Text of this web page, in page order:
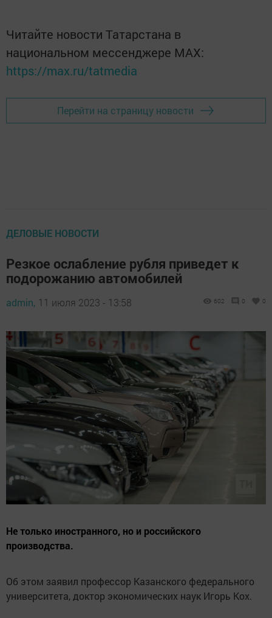
Читайте новости Татарстана в
национальном мессенджере MАХ:
https://max.ru/tatmedia
Перейти на страницу новости
ДЕЛОВЫЕ НОВОСТИ
Резкое ослабление рубля приведет к
подорожанию автомобилей
admin, 11 июля 2023 - 13:58 602 0 0
Не только иностранного, но и российского
производства.
Об этом заявил профессор Казанского федерального
университета, доктор экономических наук Игорь Кох.